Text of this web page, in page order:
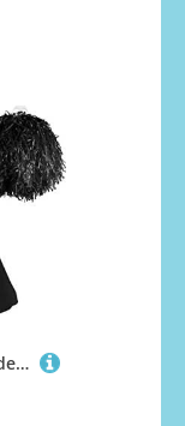
Cheerleader-Kostüm für Kinder, Cheerleader-Kostüm für Kinder, mit Bommel, Schwarz